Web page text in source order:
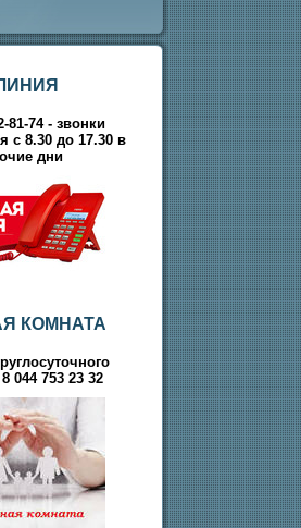
81-74 - звонки
с 8.30 до 17.30 в
дни
КОМНАТА
044 753 23 32